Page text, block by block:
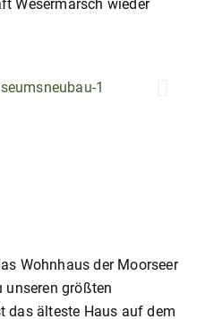
Wesermarsch wieder
Wohnhaus der Moorseer
größten
das älteste Haus auf dem